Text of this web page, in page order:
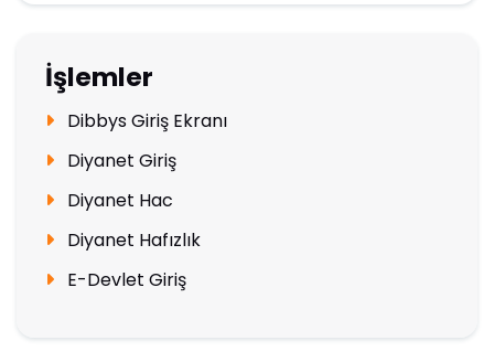
İşlemler
Dibbys Giriş Ekranı
Diyanet Giriş
Diyanet Hac
Diyanet Hafızlık
E-Devlet Giriş